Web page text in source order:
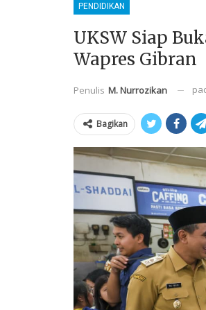
PENDIDIKAN
UKSW Siap
Wapres Gibran
Penulis M. Nurrozikan
Bagikan